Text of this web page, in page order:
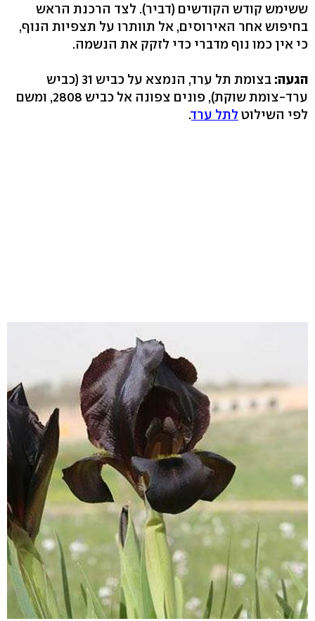
ששימש קודש הקודשים (דביר‭.(‬ לצד הרכנת הראש
בחיפוש אחר האירוסים, אל תוותרו על תצפיות הנוף,
כי אין כמו נוף מדברי כדי לזקק את הנשמה.
הגעה:
בצומת תל ערד, הנמצא על כביש 31 (כביש
ערד-צומת שוקת‭,(‬ פונים צפונה אל כביש ‭,2808‬ ומשם
לפי השילוט לתל ערד.